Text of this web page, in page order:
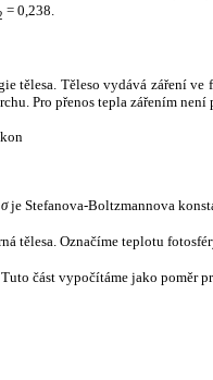
= 0,238.
tělesa. Těleso vydává záření
Pro přenos tepla zářením
σje Stefanova-Boltzmannova
tělesa. Označíme teplotu
část vypočítáme jako